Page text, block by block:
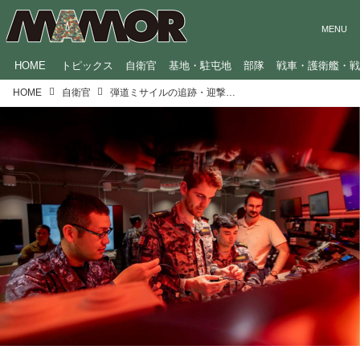
HOME トピックス 自衛官 基地・駐屯地 部隊 戦車・護衛艦・
HOME 自衛官